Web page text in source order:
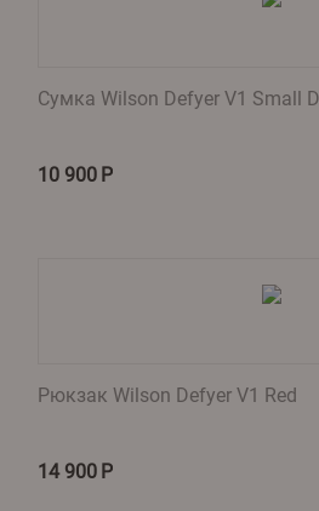
Сумка Wilson Defyer V1 Small
10 900 Р
Рюкзак Wilson Defyer V1 Red
14 900 Р